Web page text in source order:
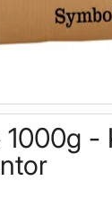
the images
1000g -